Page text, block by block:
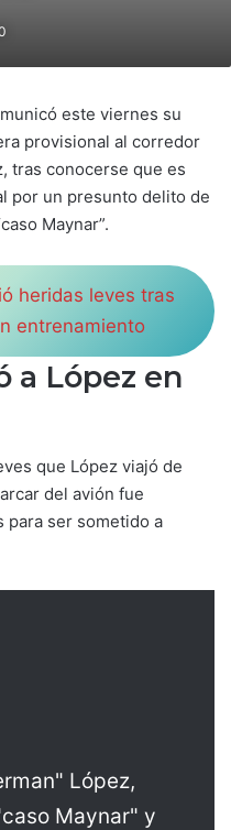
este viernes su
provisional al corredor
tras conocerse que es
por un presunto delito de
Maynar”.
heridas leves tras
entrenamiento
a López en
que López viajó de
del avión fue
para ser sometido a
López,
Maynar" y